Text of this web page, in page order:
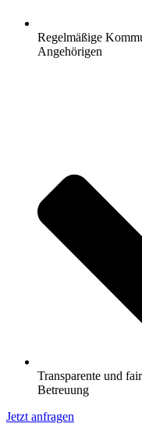
Regelmäßige
Angehörigen
Transparente und
Betreuung
Jetzt anfragen